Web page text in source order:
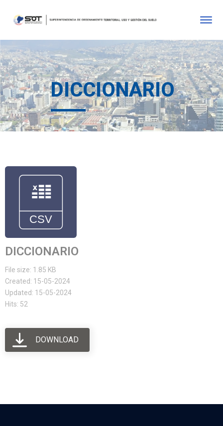
DICCIONARIO
DICCIONARIO
File size: 1.85 KB
Created: 15-05-2024
Updated: 15-05-2024
Hits: 52
DOWNLOAD